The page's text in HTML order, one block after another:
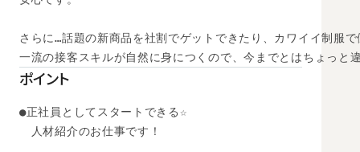
さらに…話題の新商品を社割でゲットできたり、カワイイ制服
一流の接客スキルが自然に身につくので、今までとはちょっと
ポイント
●正社員としてスタートできる☆
人材紹介のお仕事です！